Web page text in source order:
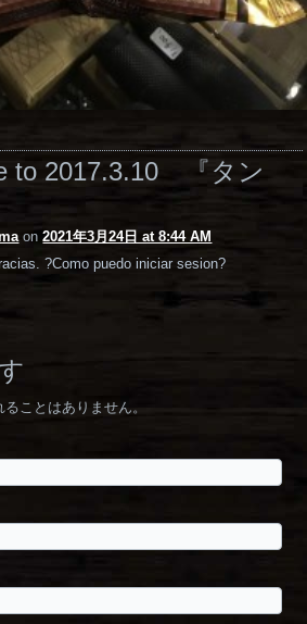
to 2017.3.10 『タン
on2021年3月24日 at 8:44 AM
?Como puedo iniciar sesion?
ことはありません。